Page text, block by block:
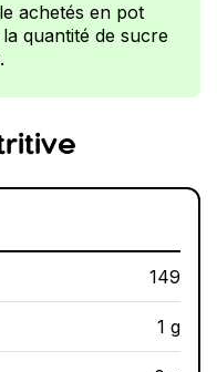
achetés en pot
quantité de sucre
149
1 g